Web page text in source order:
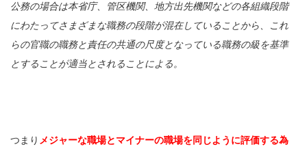
公務の場合は本省庁、管区機関、地方出先機関などの各組織段階
にわたってさまざまな職務の段階が混在していることから、これ
らの官職の職務と責任の共通の尺度となっている職務の級を基準
とすることが適当とされることによる。
つまり メジャーな職場とマイナーの職場を同じように評価する為